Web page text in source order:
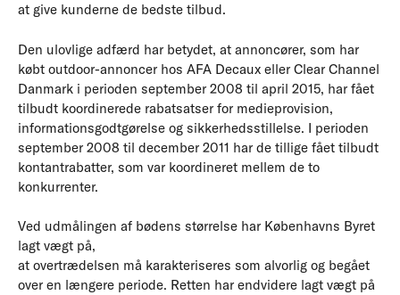
at give kunderne de bedste tilbud.
Den ulovlige adfærd har betydet, at annoncører, som har
købt outdoor-annoncer hos AFA Decaux eller Clear Channel
Danmark i perioden september 2008 til april 2015, har fået
tilbudt koordinerede rabatsatser for medieprovision,
informationsgodtgørelse og sikkerhedsstillelse. I perioden
september 2008 til december 2011 har de tillige fået tilbudt
kontantrabatter, som var koordineret mellem de to
konkurrenter.
Ved udmålingen af bødens størrelse har Københavns Byret
lagt vægt på,
at overtrædelsen må karakteriseres som alvorlig og begået
over en længere periode. Retten har endvidere lagt vægt på